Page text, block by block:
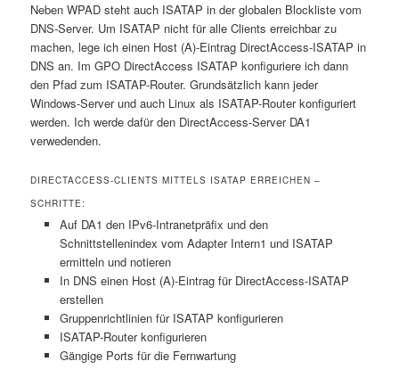
Neben WPAD steht auch ISATAP in der globalen Blockliste vom
DNS-Server. Um ISATAP nicht für alle Clients erreichbar zu
machen, lege ich einen Host (A)-Eintrag DirectAccess-ISATAP in
DNS an. Im GPO DirectAccess ISATAP konfiguriere ich dann
den Pfad zum ISATAP-Router. Grundsätzlich kann jeder
Windows-Server und auch Linux als ISATAP-Router konfiguriert
werden. Ich werde dafür den DirectAccess-Server DA1
verwedenden.
DIRECTACCESS-CLIENTS MITTELS ISATAP ERREICHEN –
SCHRITTE:
Auf DA1 den IPv6-Intranetpräfix und den
Schnittstellenindex vom Adapter Intern1 und ISATAP
ermitteln und notieren
In DNS einen Host (A)-Eintrag für DirectAccess-ISATAP
erstellen
Gruppenrichtlinien für ISATAP konfigurieren
ISATAP-Router konfigurieren
Gängige Ports für die Fernwartung